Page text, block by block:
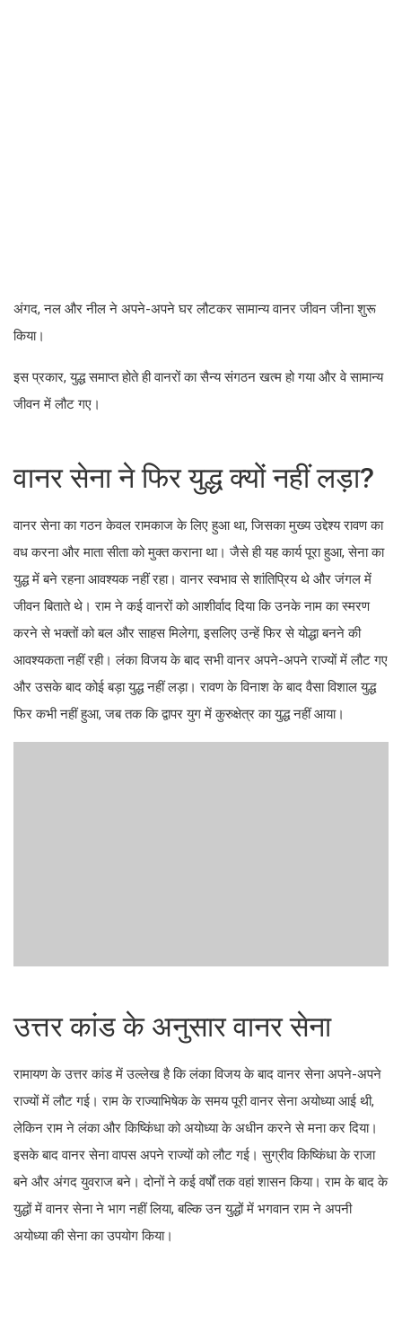
अंगद, नल और नील ने अपने-अपने घर लौटकर सामान्य वानर जीवन जीना शुरू
किया।
इस प्रकार, युद्ध समाप्त होते ही वानरों का सैन्य संगठन खत्म हो गया और वे सामान्य
जीवन में लौट गए।
वानर सेना ने फिर युद्ध क्यों नहीं लड़ा?
वानर सेना का गठन केवल रामकाज के लिए हुआ था, जिसका मुख्य उद्देश्य रावण का
वध करना और माता सीता को मुक्त कराना था। जैसे ही यह कार्य पूरा हुआ, सेना का
युद्ध में बने रहना आवश्यक नहीं रहा। वानर स्वभाव से शांतिप्रिय थे और जंगल में
जीवन बिताते थे। राम ने कई वानरों को आशीर्वाद दिया कि उनके नाम का स्मरण
करने से भक्तों को बल और साहस मिलेगा, इसलिए उन्हें फिर से योद्धा बनने की
आवश्यकता नहीं रही। लंका विजय के बाद सभी वानर अपने-अपने राज्यों में लौट गए
और उसके बाद कोई बड़ा युद्ध नहीं लड़ा। रावण के विनाश के बाद वैसा विशाल युद्ध
फिर कभी नहीं हुआ, जब तक कि द्वापर युग में कुरुक्षेत्र का युद्ध नहीं आया।
उत्तर कांड के अनुसार वानर सेना
रामायण के उत्तर कांड में उल्लेख है कि लंका विजय के बाद वानर सेना अपने-अपने
राज्यों में लौट गई। राम के राज्याभिषेक के समय पूरी वानर सेना अयोध्या आई थी,
लेकिन राम ने लंका और किष्किंधा को अयोध्या के अधीन करने से मना कर दिया।
इसके बाद वानर सेना वापस अपने राज्यों को लौट गई। सुग्रीव किष्किंधा के राजा
बने और अंगद युवराज बने। दोनों ने कई वर्षों तक वहां शासन किया। राम के बाद के
युद्धों में वानर सेना ने भाग नहीं लिया, बल्कि उन युद्धों में भगवान राम ने अपनी
अयोध्या की सेना का उपयोग किया।